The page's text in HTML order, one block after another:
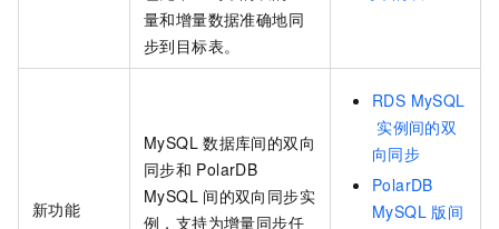
量和增量数据准确地同
步到目标表。
新功能
MySQL 数据库间的双向
同步和 PolarDB
MySQL 间的双向同步实
例，支持为增量同步任
RDS MySQL
实例间的双
向同步
PolarDB
MySQL 版间